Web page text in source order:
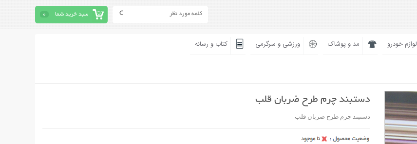
سبد خرید شما 0
لوازم خودرو مد و پوشاک ورزشی و سرگرمی کتاب و رسانه
دستبند چرم طرح ضربان قلب
دستبند چرم طرح ضربان قلب